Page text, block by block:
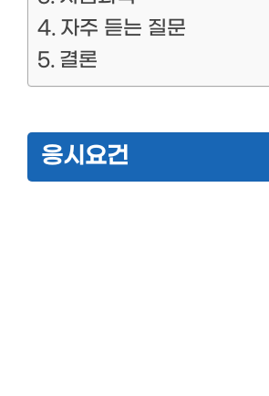
자주 듣는 질문
결론
응시요건